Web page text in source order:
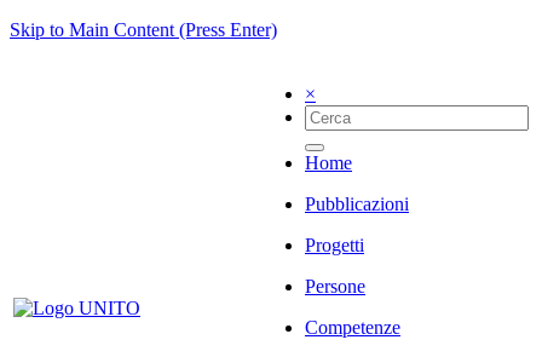
Skip to Main Content (Press Enter)
×
Home
Pubblicazioni
Progetti
Persone
Competenze